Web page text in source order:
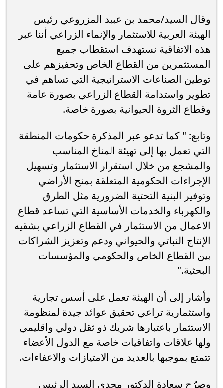
وقال السيد/محمد بن عبيد المزروعي رئيس
الهيئة العربية للاستثمار والإنماء الزراعي أننا عبر
هذه الاتفاقية نستهدف استقطاب جميع
المستثمرين من القطاع الخاص وتحفيزهم على
توطين الصناعات الاستراتيجية التي تساهم في
تطوير واستدامة القطاع الزراعي بصورة عامة
وقطاع الثروة الحيوانية بصورة خاصة.
وتابع: " كما تدعو عبر المذكرة حكومات المنطقة
التي تعمل بها إلى تهيئة المناخ المناسب
والمشجع من خلال استقرار الاستثمار وتسهيل
الإجراءات الحكومية المتعلقة بمنح الأراضي
وتوفير البنية التحتية الضرورية مثل الطرق
والكهرباء والخدمات الأساسية التي تساعد قطاع
الاعمال من الاستثمار في القطاع الزراعي بشقيه
الإنتاج النباتي والحيواني ودعم وتعزيز الشراكات
بين القطاع الخاص والحكومي والمؤسسات
البحثية."
وأشار إلى أن الهيئة تعمل على أسس تجارية
واستثمارية تراعي تحقيق عوائد جيدة لمنظومة
الاستثمار باعتبارها شريك ذو ثقل دولي واقليمي
ولها علاقات واتفاقيات خاصة مع الدول الأعضاء
تتمتع بموجبها بالعديد من الامتيازات والاعفاءات.
وصرّح سعادة الدكتور مجدي السيد الرئيس